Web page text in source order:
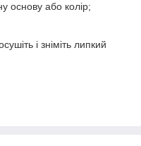
основу або колір;
і зніміть липкий